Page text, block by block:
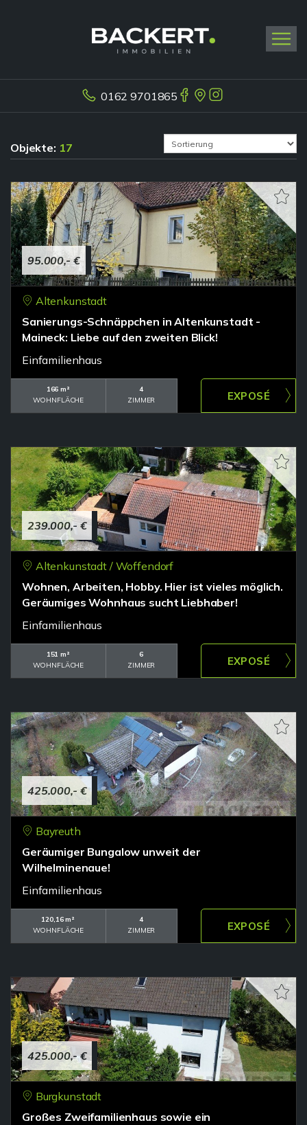
0162 9701865
Objekte: 17
95.000,- €
Altenkunstadt
Sanierungs-Schnäppchen in Altenkunstadt -
Maineck: Liebe auf den zweiten Blick!
Einfamilienhaus
166 m²
WOHNFLÄCHE
4
ZIMMER
239.000,- €
Altenkunstadt / Woffendorf
Wohnen, Arbeiten, Hobby. Hier ist vieles möglich.
Geräumiges Wohnhaus sucht Liebhaber!
Einfamilienhaus
151 m²
WOHNFLÄCHE
6
ZIMMER
425.000,- €
Bayreuth
Geräumiger Bungalow unweit der
Wilhelminenaue!
Einfamilienhaus
120,16 m²
WOHNFLÄCHE
4
ZIMMER
425.000,- €
Burgkunstadt
Großes Zweifamilienhaus sowie ein